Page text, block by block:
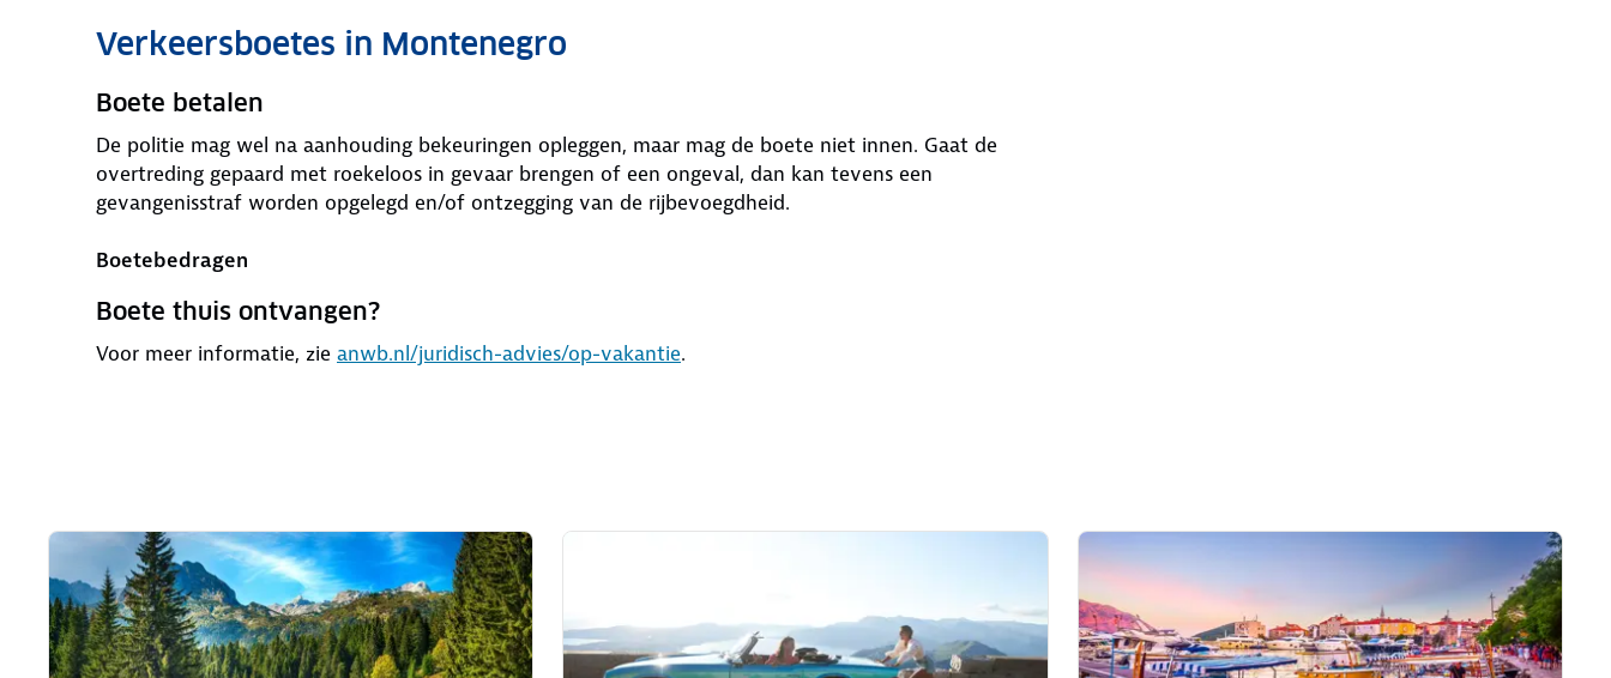
Verkeersboetes in Montenegro
Boete betalen
De politie mag wel na aanhouding bekeuringen opleggen, maar mag de boete niet innen. Gaat de
overtreding gepaard met roekeloos in gevaar brengen of een ongeval, dan kan tevens een
gevangenisstraf worden opgelegd en/of ontzegging van de rijbevoegdheid.
Boetebedragen
Boete thuis ontvangen?
Voor meer informatie, zie anwb.nl/juridisch-advies/op-vakantie.